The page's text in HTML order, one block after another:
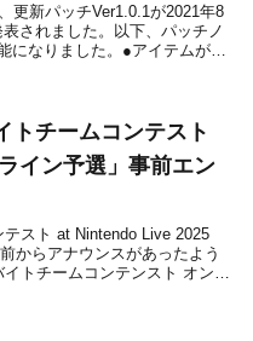
更新パッチVer1.0.1が2021年8
されました。以下、パッチノ
になりました。●アイテムが整
トチームコンテスト
イン予選」事前エン
スト at Nintendo Live 2025
からアナウンスがあったよう
トチームコンテンスト オンラ